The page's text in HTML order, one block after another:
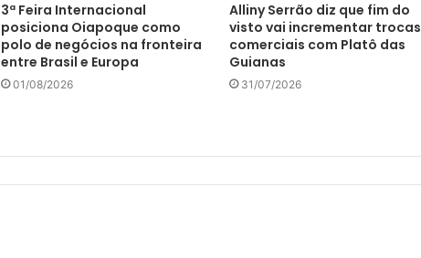
3ª Feira Internacional
posiciona Oiapoque como
polo de negócios na fronteira
entre Brasil e Europa
01/08/2026
Alliny Serrão diz que fim do
visto vai incrementar trocas
comerciais com Platô das
Guianas
31/07/2026